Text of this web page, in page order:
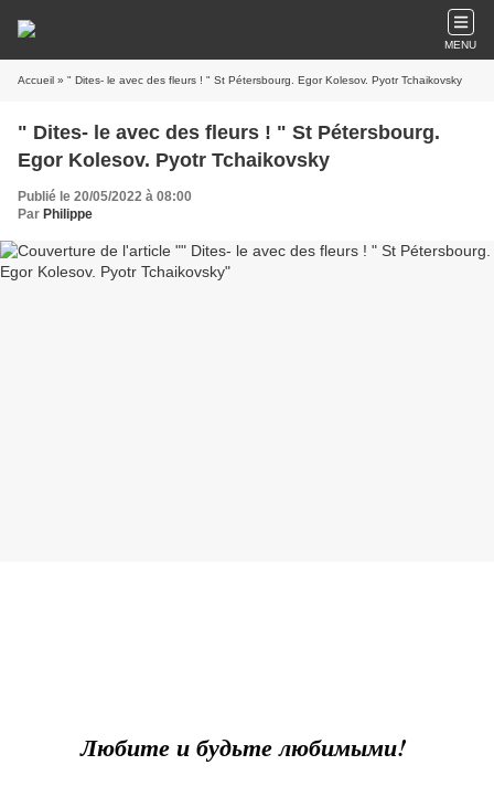
MENU
Accueil » " Dites- le avec des fleurs ! " St Pétersbourg. Egor Kolesov. Pyotr Tchaikovsky
" Dites- le avec des fleurs ! " St Pétersbourg.
Egor Kolesov. Pyotr Tchaikovsky
Publié le 20/05/2022 à 08:00
Par Philippe
Любите и будьте любимыми!